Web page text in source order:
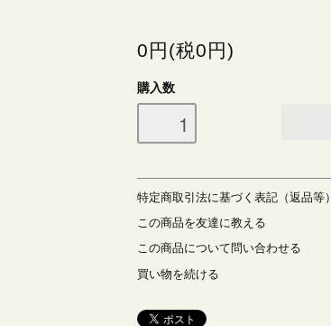
0円(税0円)
購入数
特定商取引法に基づく表記（返品等）
この商品を友達に教える
この商品について問い合わせる
買い物を続ける